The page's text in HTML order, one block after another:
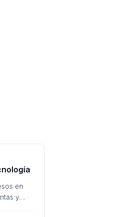
en
y